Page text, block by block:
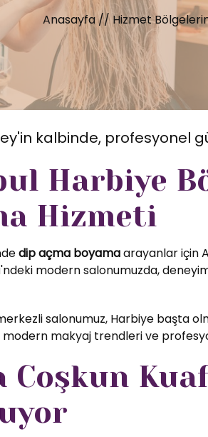
Anasayfa//Hizmet
kalbinde, profesyonel
Harbiye
Hizmeti
dip açma boyamaarayanlar için
modern salonumuzda,
salonumuz, Harbiye başta
modern makyaj trendleri ve
Coşkun